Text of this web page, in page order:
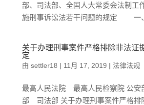
部、司法部、全国人大常委会法制工
施刑事诉讼法若干问题的规定 一
关于办理刑事案件严格排除非法证
定
由 settler18 | 11月 17, 2019 | 法律法规
最高人民法院 最高人民检察院 公
部 司法部 关于办理刑事案件严格排